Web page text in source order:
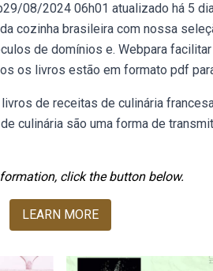
08/2024 06h01 atualizado há 5
cozinha brasileira com nossa
de domínios e. Webpara
os livros estão em formato pdf
de receitas de culinária
culinária são uma forma de
click the button below.
LEARN MORE